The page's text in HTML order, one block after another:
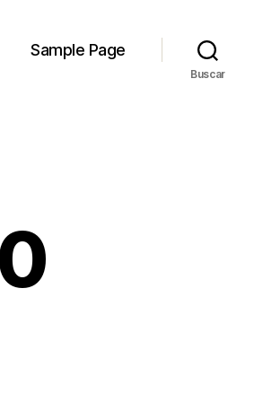
Sample Page
Buscar